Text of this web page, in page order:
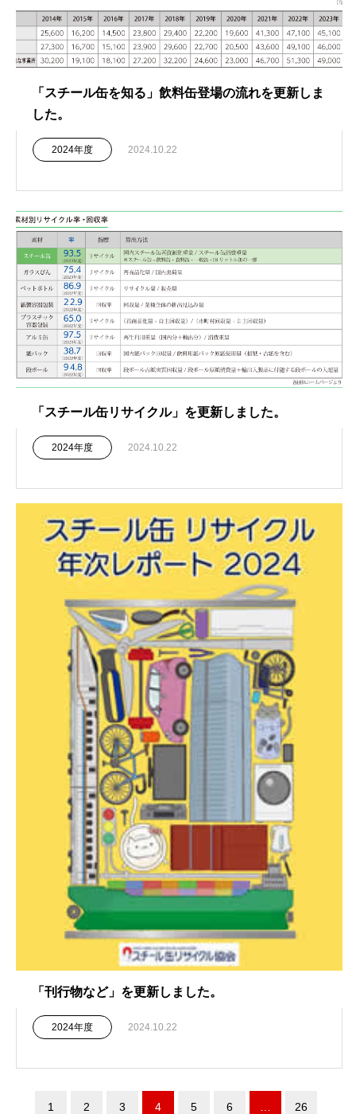
「スチール缶を知る」飲料缶登場の流れを更新しま
した。
2024年度 2024.10.22
「スチール缶リサイクル」を更新しました。
2024年度 2024.10.22
「刊行物など」を更新しました。
2024年度 2024.10.22
1 2 3 4 5 6 26